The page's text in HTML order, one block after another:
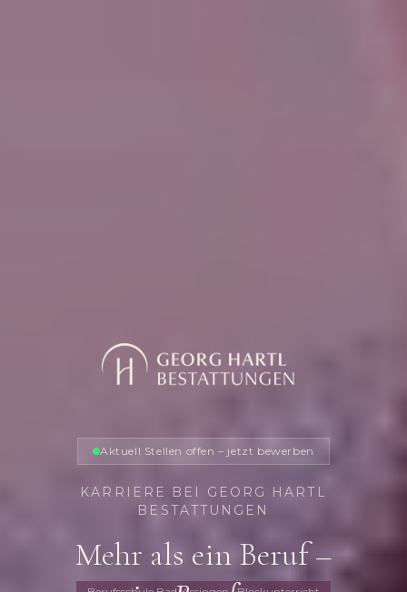
Aktuell Stellen offen – jetzt bewerben
KARRIERE BEI GEORG HARTL
BESTATTUNGEN
Mehr als ein Beruf –